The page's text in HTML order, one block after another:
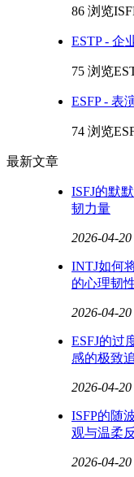
86 浏览
ESTP - 企
75 浏览
ESFP - 表
74 浏览
最新文章
ISFJ的默
韧力量
2026-04-
INTJ如何
的心理韧
2026-04-
ESFJ的过
感的极致
2026-04-
ISFP的随
观与温柔
2026-04-